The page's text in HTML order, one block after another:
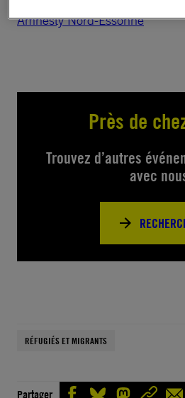
Amnesty Nord-Essonne
Près de
Trouvez d’autres
avec
RÉFUGIÉS ET MIGRANTS
Partager